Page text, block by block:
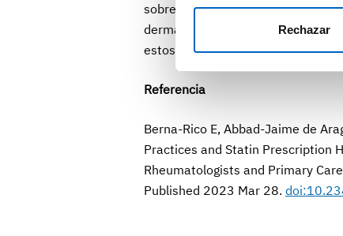
Rechazar
sobre las comorbilidades de la
dermatólogos y reumatólogos
estos pacientes.
Referencia
Berna-Rico E, Abbad-Jaime de
Practices and Statin Prescription
Rheumatologists and Primary
Published 2023 Mar 28.